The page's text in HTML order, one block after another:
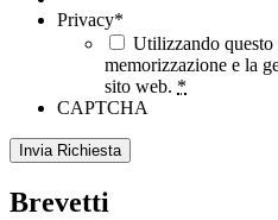
Privacy*
Utilizzando
memorizzazione e la
sito web. *
CAPTCHA
Brevetti